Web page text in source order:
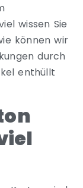
wissen Sie
können wir
durch
enthüllt